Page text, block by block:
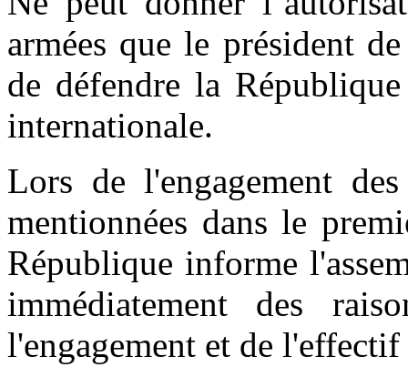
armées que le président
de défendre la
internationale.
Lors de l'engagement
mentionnées dans le
République informe
immédiatement des
l'engagement et de l'effectif